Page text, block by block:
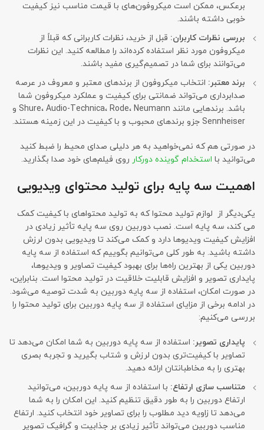
برعکس، ممکن است میکروفون‌های با قیمت مناسب نیز کیفیت
خوبی داشته باشند.
بررسی نظرات کاربران: قبل از خرید، نظرات کاربرانی که قبلاً از
میکروفون مورد نظر استفاده کرده‌اند را مطالعه کنید. این نظرات
می‌توانند برای شما در تصمیم‌گیری مفید باشند.
برند معتبر: انتخاب میکروفون از برندهای معتبر و معروف در عرصه
صدابرداری می‌تواند ضمانتی برای کیفیت و عملکرد میکروفون شما
باشد. برندهایی مانند Shure، Audio-Technica، Rode، Neumann و
Sennheiser جزو برندهای محبوب و با کیفیت در این زمینه هستند.
در صورتی هم که نمی‌خواهید به هر دلیلی صدای محیط را ضبط کنید
می‌توانید با استخدام گوینده دورکار روی فیلم‌های خود صدا بگذارید.
اهمیت سه پایه برای تولید محتوای ویدیویی
یکی‌دیگر از لوازم تولید محتوا که به تولید محتواهای با کیفیت کمک
می کند، سه پایه است. نصب دوربین روی سه پایه تأثیر زیادی در
افزایش کیفیت ویدیوها دارد و کمک می‌کند تا ویدیویی بدون لرزش
داشته باشید. به طور کلی می‌توانیم بگوییم که استفاده از سه پایه
دوربین یکی از بهترین راه‌ها برای بهبود کیفیت تصاویر و ویدیوها،
پایداری تصویر و افزایش قابلیت خلاقیت در تولید محتوا است. بنابراین،
در صورت امکان، استفاده از سه پایه دوربین به شدت توصیه می‌شود.
در ادامه برخی از مزایای استفاده از سه پایه دوربین برای تولید محتوا را
بررسی می‌کنیم:
پایداری تصویر: استفاده از سه پایه دوربین به شما امکان می‌دهد تا
تصاویر با کیفیت‌تری بدون لرزش و شتاب بگیرید و تجربه بصری
بهتری را به مخاطبانتان ارائه دهید.
متناسب سازی ارتفاع: با استفاده از سه پایه دوربین، می‌توانید
ارتفاع دوربین را به طور دقیق تنظیم کنید. این امکان را به شما
می‌دهد تا زاویه دید مطلوب را برای تصاویر خود انتخاب کنید. ارتفاع
مناسب دوربین می‌تواند تأثیر زیادی بر جذابیت و گرافیک تصویر